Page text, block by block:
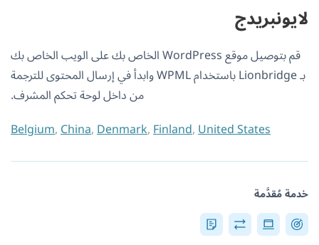
لايونبريدج
قم بتوصيل موقع WordPress الخاص بك على الويب الخاص بك
بـ Lionbridge باستخدام WPML وابدأ في إرسال المحتوى للترجمة
من داخل لوحة تحكم المشرف.
Belgium,China,Denmark,Finland,United States
خدمة مُقدَّمة